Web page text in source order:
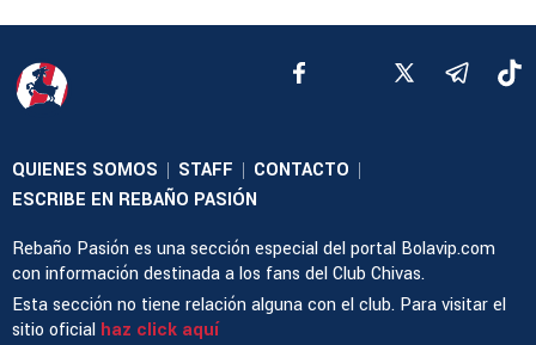
QUIENES SOMOS | STAFF | CONTACTO |
ESCRIBE EN REBAÑO PASIÓN
Rebaño Pasión es una sección especial del portal Bolavip.com
con información destinada a los fans del Club Chivas.
Esta sección no tiene relación alguna con el club. Para visitar el
sitio oficial haz click aquí